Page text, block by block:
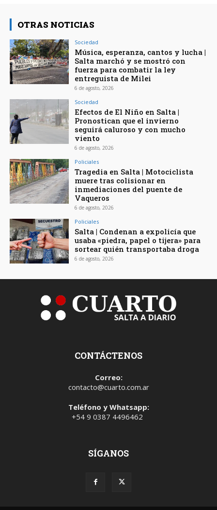
OTRAS NOTICIAS
Sociedad
Música, esperanza, cantos y lucha |
Salta marchó y se mostró con
fuerza para combatir la ley
entreguista de Milei
6 de agosto, 2026
Sociedad
Efectos de El Niño en Salta |
Pronostican que el invierno
seguirá caluroso y con mucho
viento
6 de agosto, 2026
Policiales
Tragedia en Salta | Motociclista
muere tras colisionar en
inmediaciones del puente de
Vaqueros
6 de agosto, 2026
Policiales
Salta | Condenan a expolicía que
usaba «piedra, papel o tijera» para
sortear quién transportaba droga
6 de agosto, 2026
CONTÁCTENOS
Correo:
contacto@cuarto.com.ar
Teléfono y Whatsapp:
+54 9 0387 4496462
SÍGANOS